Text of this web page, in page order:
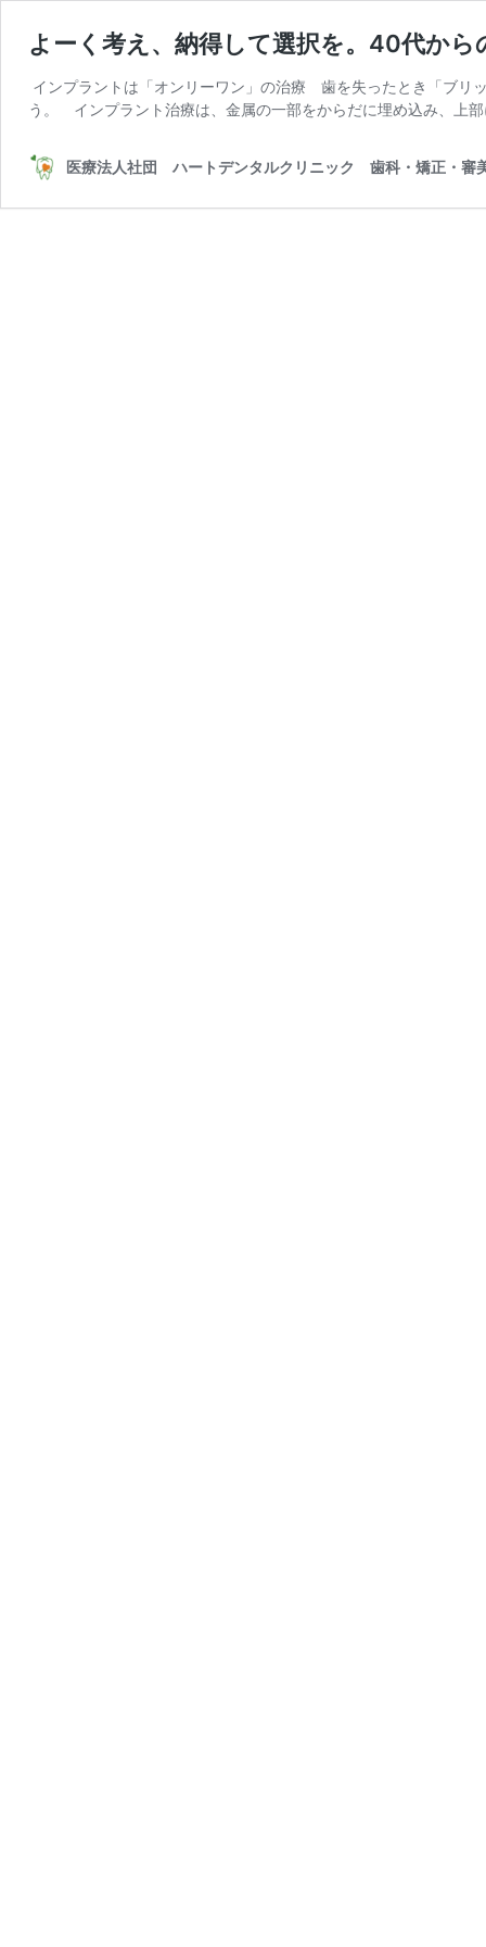
よーく考え、納得して選択を。40代か
インプラントは「オンリーワン」の治療 歯を失ったとき「ブリ
う。 インプラント治療は、金属の一部をからだに埋め込み、上
医療法人社団 ハートデンタルクリニック 歯科・矯正・審